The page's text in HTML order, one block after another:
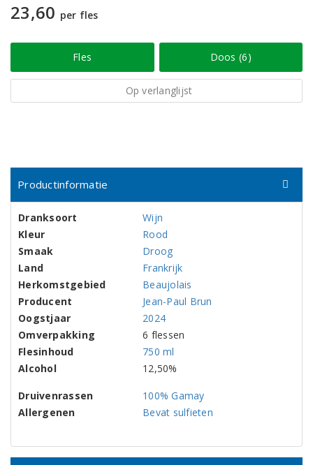
23,60 per fles
Fles Doos (6)
Op verlanglijst
Productinformatie
Dranksoort
Wijn
Kleur
Rood
Smaak
Droog
Land
Frankrijk
Herkomstgebied
Beaujolais
Producent
Jean-Paul Brun
Oogstjaar
2024
Omverpakking
6 flessen
Flesinhoud
750 ml
Alcohol
12,50%
Druivenrassen
100% Gamay
Allergenen
Bevat sulfieten